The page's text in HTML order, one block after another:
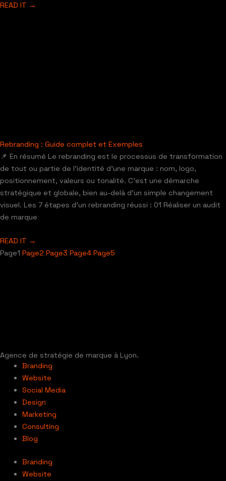
READ IT →
Rebranding : Guide complet et Exemples
📌 En résumé Le rebranding est le processus de transformation
de tout ou partie de l’identité d’une marque : nom, logo,
positionnement, valeurs ou tonalité. C’est une démarche
stratégique et globale, bien au-delà d’un simple changement
visuel. Les 7 étapes d’un rebranding réussi : 01 Réaliser un audit
de marque
READ IT →
Page1 Page2 Page3 Page4 Page5
Agence de stratégie de marque à Lyon.
Branding
Website
Social Media
Design
Marketing
Consulting
Blog
Branding
Website